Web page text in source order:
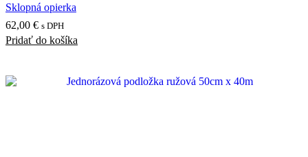
Sklopná opierka
62,00 € s DPH
Pridať do košíka